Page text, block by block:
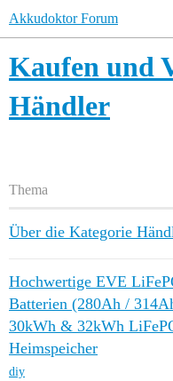
Akkudoktor Forum
Kaufen und
Händler
Thema
Über die Kategorie
Hochwertige EVE
Batterien (280Ah /
30kWh & 32kWh
Heimspeicher
diy